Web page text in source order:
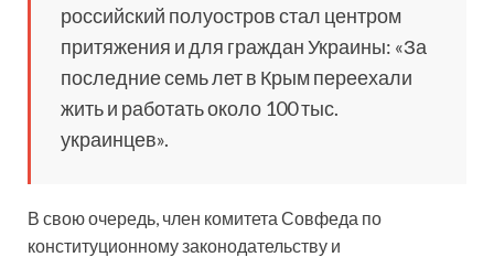
российский полуостров стал центром
притяжения и для граждан Украины: «За
последние семь лет в Крым переехали
жить и работать около 100 тыс.
украинцев».
В свою очередь, член комитета Совфеда по
конституционному законодательству и